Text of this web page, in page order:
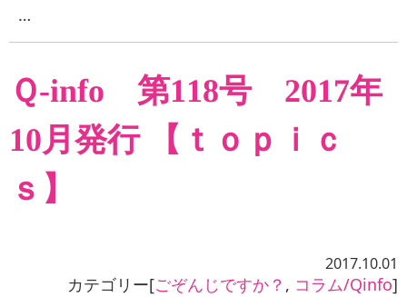
…
Ｑ-info 第118号 2017年
10月発行 【ｔｏｐｉｃ
ｓ】
2017.10.01
カテゴリー[ごぞんじですか？ , コラム/Qinfo]